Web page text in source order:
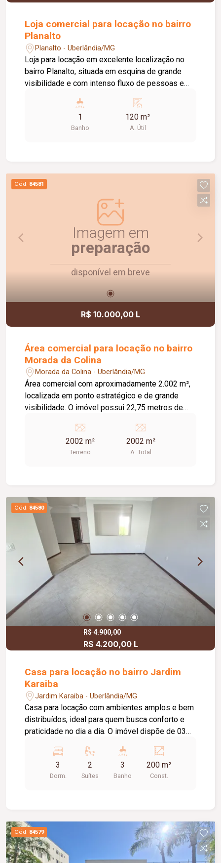
Loja comercial para locação no bairro
Planalto
Planalto - Uberlândia/MG
Loja para locação em excelente localização no
bairro Planalto, situada em esquina de grande
visibilidade e com intenso fluxo de pessoas e
O imóvel possui aproximadamente 080 m² de
área, contando com amplo salão principal,
banheiro e copa, oferecendo um espaço funcional
estratégica e de fácil acesso.
1
Banho
120 m²
A. Útil
Cód. 84581
Imagem em
preparação
disponível em breve
R$ 10.000,00 L
Área comercial para locação no bairro
Morada da Colina
Morada da Colina - Uberlândia/MG
Área comercial com aproximadamente 2.002 m²,
localizada em ponto estratégico e de grande
visibilidade. O imóvel possui 22,75 metros de
profundidade em ambas as laterais,
proporcionando excelente aproveitamento do
varejistas ou outras atividades comerciais
permitidas.
2002 m²
Terreno
2002 m²
A. Total
Cód. 84580
R$ 4.900,00
R$ 4.200,00 L
Casa para locação no bairro Jardim
Karaiba
Jardim Karaiba - Uberlândia/MG
Casa para locação com ambientes amplos e bem
distribuídos, ideal para quem busca conforto e
praticidade no dia a dia. O imóvel dispõe de 03
armários embutidos. Os banheiros das suítes
possuem box em vidro e armário sob a pia. Conta
ainda com sala de estar, sala de TV, lavabo, copa,
quem procura um imóvel funcional, com ótimos
espaços para toda a família.
3
Dorm.
2
Suítes
3
Banho
200 m²
Const.
Cód. 84579